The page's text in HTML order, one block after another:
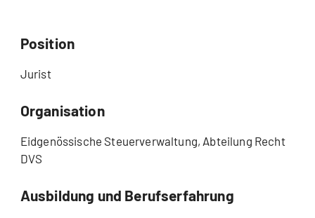
Position
Jurist
Organisation
Eidgenössische Steuerverwaltung, Abteilung Recht
DVS
Ausbildung und Berufserfahrung